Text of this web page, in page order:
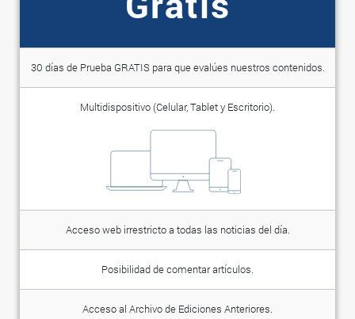
30 días de Prueba GRATIS para que evalúes nuestros contenidos.
Multidispositivo (Celular, Tablet y Escritorio).
Acceso web irrestricto a todas las noticias del día.
Posibilidad de comentar artículos.
Acceso al Archivo de Ediciones Anteriores.